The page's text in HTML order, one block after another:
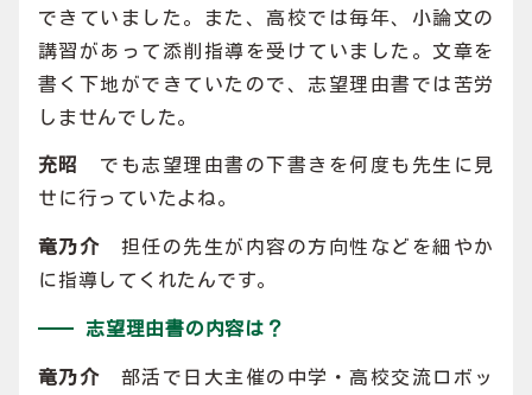
できていました。また、高校では毎年、小論文の
講習があって添削指導を受けていました。文章を
書く下地ができていたので、志望理由書では苦労
しませんでした。
充昭 でも志望理由書の下書きを何度も先生に見
せに行っていたよね。
竜乃介 担任の先生が内容の方向性などを細やか
に指導してくれたんです。
志望理由書の内容は？
竜乃介 部活で日大主催の中学・高校交流ロボッ